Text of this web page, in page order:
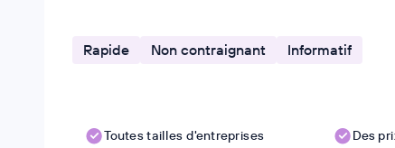
Rapide Non contraignant Informatif
Toutes tailles d'entreprises Des